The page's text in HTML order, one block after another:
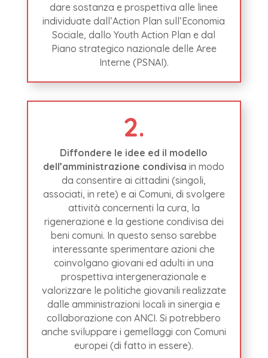
dare sostanza e prospettiva alle linee
individuate dall’Action Plan sull’Economia
Sociale, dallo Youth Action Plan e dal
Piano strategico nazionale delle Aree
Interne (PSNAI).
2.
Diffondere le idee ed il modello
dell’amministrazione condivisa in modo
da consentire ai cittadini (singoli,
associati, in rete) e ai Comuni, di svolgere
attività concernenti la cura, la
rigenerazione e la gestione condivisa dei
beni comuni. In questo senso sarebbe
interessante sperimentare azioni che
coinvolgano giovani ed adulti in una
prospettiva intergenerazionale e
valorizzare le politiche giovanili realizzate
dalle amministrazioni locali in sinergia e
collaborazione con ANCI. Si potrebbero
anche sviluppare i gemellaggi con Comuni
europei (di fatto in essere).